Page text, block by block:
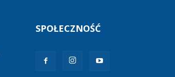
SPOŁECZNOŚĆ